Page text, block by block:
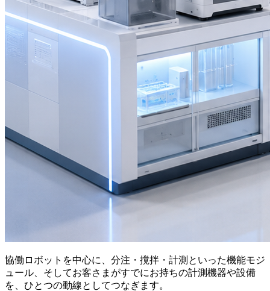
協働ロボットを中心に、分注・撹拌・計測といった機能モジ
ュール、そしてお客さまがすでにお持ちの計測機器や設備
を、ひとつの動線としてつなぎます。